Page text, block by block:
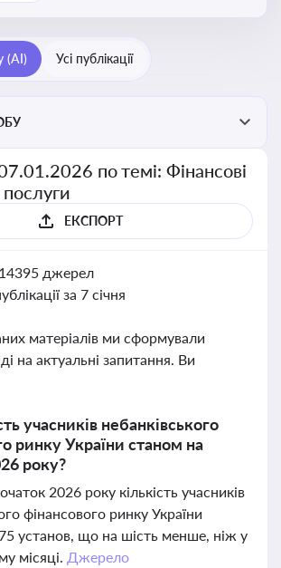
(AI) Усі публікації
по темі: Фінансові
послуги
ЕКСПОРТ
14395 джерел
за 7 січня
матеріалів ми сформували
на актуальні запитання. Ви
учасників небанківського
ринку України станом на
року?
2026 року кількість учасників
фінансового ринку України
установ, що на шість менше, ніж у
місяці. Джерело